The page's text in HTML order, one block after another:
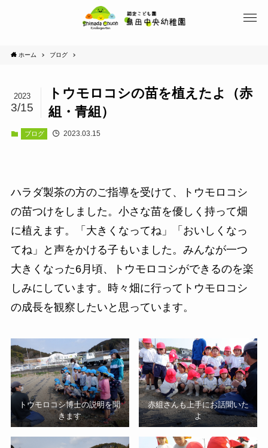
ホーム ブログ
トウモロコシの苗を植えたよ（赤
組・青組）
2023
3/15
ブログ 2023.03.15
ハラダ製茶の方のご指導を受けて、トウモロコシ
の苗つけをしました。小さな苗を優しく持って畑
に植えます。「大きくなってね」「おいしくなっ
てね」と声をかける子もいました。みんなが一つ
大きくなった6月頃、トウモロコシができるのを楽
しみにしています。時々畑に行ってトウモロコシ
の成長を観察したいと思っています。
トウモロコシ博士の説明を聞
きます
赤組さんも上手にお話聞いた
よ